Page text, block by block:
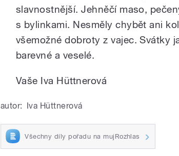
slavnostnější. Jehněčí maso,
s bylinkami. Nesměly chybět ani
všemožné dobroty z vajec. Svátky
barevné a veselé.
Vaše Iva Hüttnerová
autor: Iva Hüttnerová
Všechny díly pořadu na mujRozhlas